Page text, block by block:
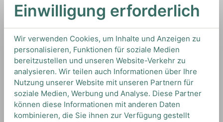
Wir empfehlen diesen Tequila für Cocktails wie
die Margarita oder der Paloma um seine frischen
Noten optimal zur Geltung zu bringen.
UNSERE EMPFEHLUNGEN
Einwilligung erforderlich
Wir verwenden Cookies, um Inhalte und Anzeigen zu
personalisieren, Funktionen für soziale Medien
bereitzustellen und unseren Website-Verkehr zu
analysieren. Wir teilen auch Informationen über Ihre
Nutzung unserer Website mit unseren Partnern für
soziale Medien, Werbung und Analyse. Diese Partner
können diese Informationen mit anderen Daten
kombinieren, die Sie ihnen zur Verfügung gestellt